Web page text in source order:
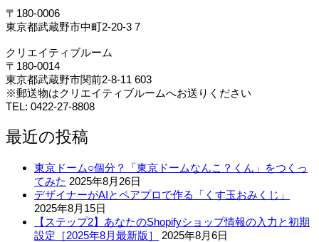
〒180-0006
東京都武蔵野市中町2-20-3 7
クリエイティブルーム
〒180-0014
東京都武蔵野市関前2-8-11 603
※郵送物はクリエイティブルームへお送りください
TEL: 0422-27-8808
最近の投稿
東京ドーム○個分？「東京ドームなんこ？くん」をつくっ
てみた 2025年8月26日
デザイナーがAIとペアプロで作る「くす玉おみくじ」
2025年8月15日
【ステップ2】あなたのShopifyショップ情報の入力と初期
設定［2025年8月最新版］
2025年8月6日